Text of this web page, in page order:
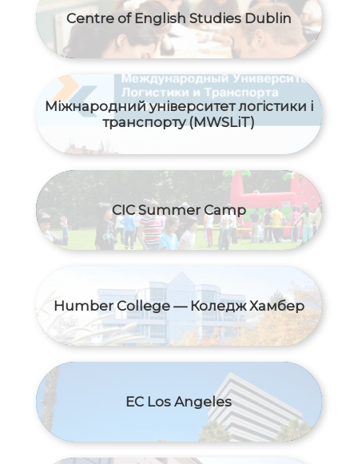
Centre of English Studies Dublin
Міжнародний yніверситет логістики і
транспорту (MWSLiT)
CIC Summer Camp
Humber College — Коледж Хамбер
EC Los Angeles